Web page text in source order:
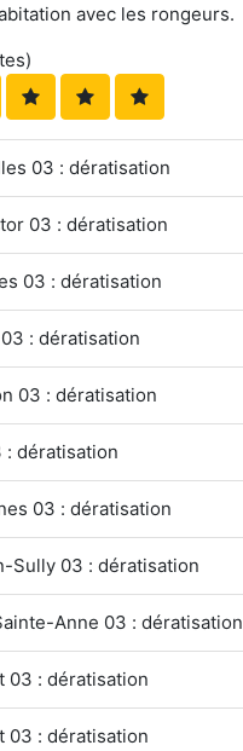
avec les rongeurs.
03 : dératisation
03 : dératisation
03 : dératisation
: dératisation
03 : dératisation
: dératisation
03 : dératisation
Sully 03 : dératisation
Anne 03 : dératisation
03 : dératisation
03 : dératisation